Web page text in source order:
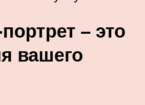
– это
вашего